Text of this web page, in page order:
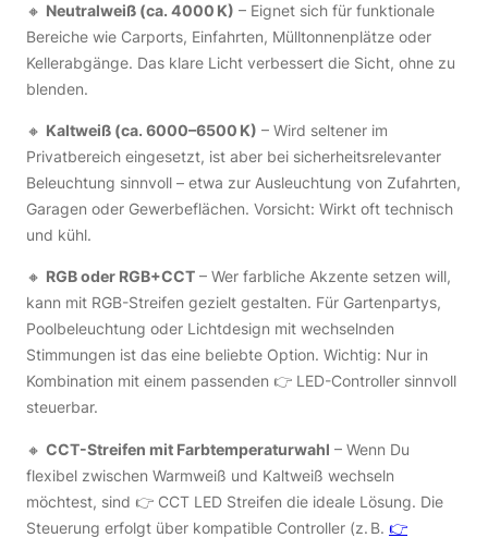
🔸 Neutralweiß (ca. 4000 K) – Eignet sich für funktionale
Bereiche wie Carports, Einfahrten, Mülltonnenplätze oder
Kellerabgänge. Das klare Licht verbessert die Sicht, ohne zu
blenden.
🔸 Kaltweiß (ca. 6000–6500 K) – Wird seltener im
Privatbereich eingesetzt, ist aber bei sicherheitsrelevanter
Beleuchtung sinnvoll – etwa zur Ausleuchtung von Zufahrten,
Garagen oder Gewerbeflächen. Vorsicht: Wirkt oft technisch
und kühl.
🔸 RGB oder RGB+CCT – Wer farbliche Akzente setzen will,
kann mit RGB-Streifen gezielt gestalten. Für Gartenpartys,
Poolbeleuchtung oder Lichtdesign mit wechselnden
Stimmungen ist das eine beliebte Option. Wichtig: Nur in
Kombination mit einem passenden 👉 LED-Controller sinnvoll
steuerbar.
🔸 CCT-Streifen mit Farbtemperaturwahl – Wenn Du
flexibel zwischen Warmweiß und Kaltweiß wechseln
möchtest, sind 👉 CCT LED Streifen die ideale Lösung. Die
Steuerung erfolgt über kompatible Controller (z. B. 👉